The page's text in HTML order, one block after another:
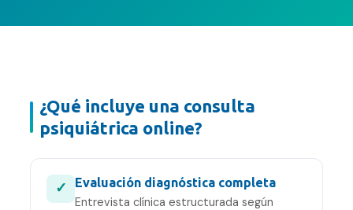
¿Qué incluye una consulta
psiquiátrica online?
✓
Evaluación diagnóstica completa
Entrevista clínica estructurada según